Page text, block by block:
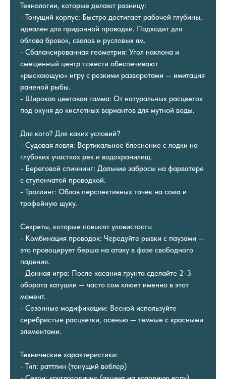
Технологии, которые делают разницу:
- Тонущий корпус: Быстро достигает рабочей глубины,
идеален для придонной проводки. Подходит для
облова бровок, свалов и русловых ям.
- Сбалансированная геометрия: Угол наклона и
смещенный центр тяжести обеспечивают
«рыскающую» игру с резкими разворотами — имитация
раненой рыбы.
- Широкая цветовая гамма: От натуральных расцветок
под окуня до кислотных вариантов для мутной воды.
Для кого? Для каких условий?
- Судовая ловля: Вертикальное блеснение с лодки на
глубоких участках рек и водохранилищ.
- Береговой спиннинг: Дальние забросы на фарватере
с ступенчатой проводкой.
- Троллинг: Облов перспективных точек на сома и
трофейную щуку.
Секреты, которые повысят уловистость:
- Комбинация проводок: Чередуйте рывки с паузами —
это провоцирует берша на атаку в фазе свободного
падения.
- Донная игра: После касания грунта сделайте 2-3
оборота катушки — часто сом клюет именно в этот
момент.
- Сезонные модификации: Весной используйте
серебристые расцветки, осенью — темные с красными
элементами.
Технические характеристики:
- Тип: раттлин (тонущий воблер)